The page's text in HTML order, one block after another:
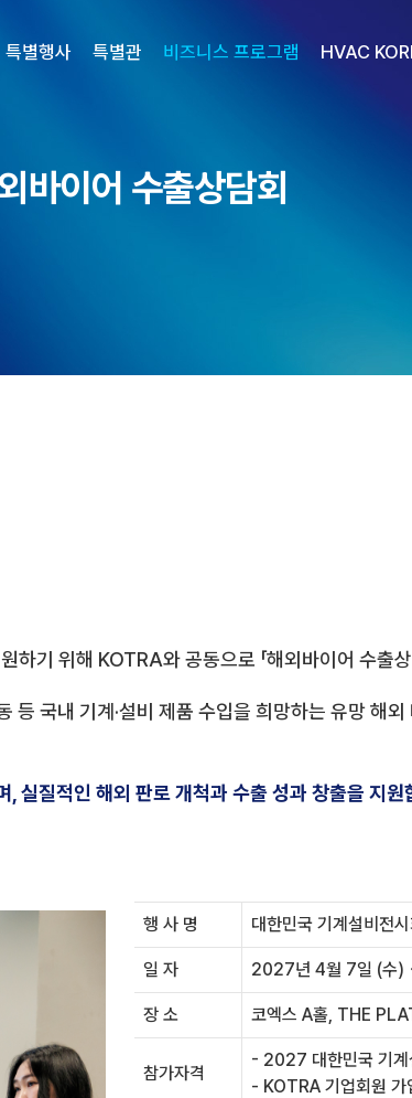
특별행사 특별관 비즈니스 프로그램 HVAC
바이어 수출상담회
하기 위해 KOTRA와 공동으로 「해외바이어 수출
국내 기계·설비 제품 수입을 희망하는 유망 해
, 실질적인 해외 판로 개척과 수출 성과 창출을 지원
행 사 명 대한민국 기계설비전
일 자 2027년 4월 7일 (수)
장 소 코엑스 A홀, THE
참가자격
- 2027 대한민국 기계
- KOTRA 기업회원 가